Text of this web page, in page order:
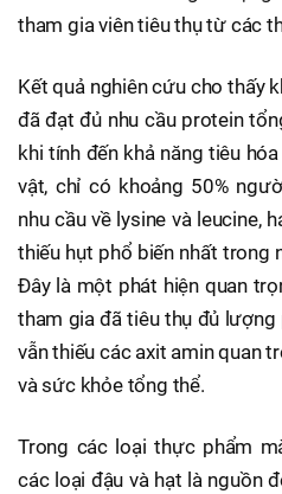
tham gia viên tiêu thụ từ các
Kết quả nghiên cứu cho thấy
đã đạt đủ nhu cầu protein
khi tính đến khả năng tiêu
vật, chỉ có khoảng 50%
nhu cầu về lysine và leucine,
thiếu hụt phổ biến nhất trong
Đây là một phát hiện quan
tham gia đã tiêu thụ đủ
vẫn thiếu các axit amin quan
và sức khỏe tổng thể.
Trong các loại thực phẩm
các loại đậu và hạt là nguồn